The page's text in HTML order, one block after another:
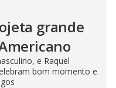
grande
e Raquel
bom momento e